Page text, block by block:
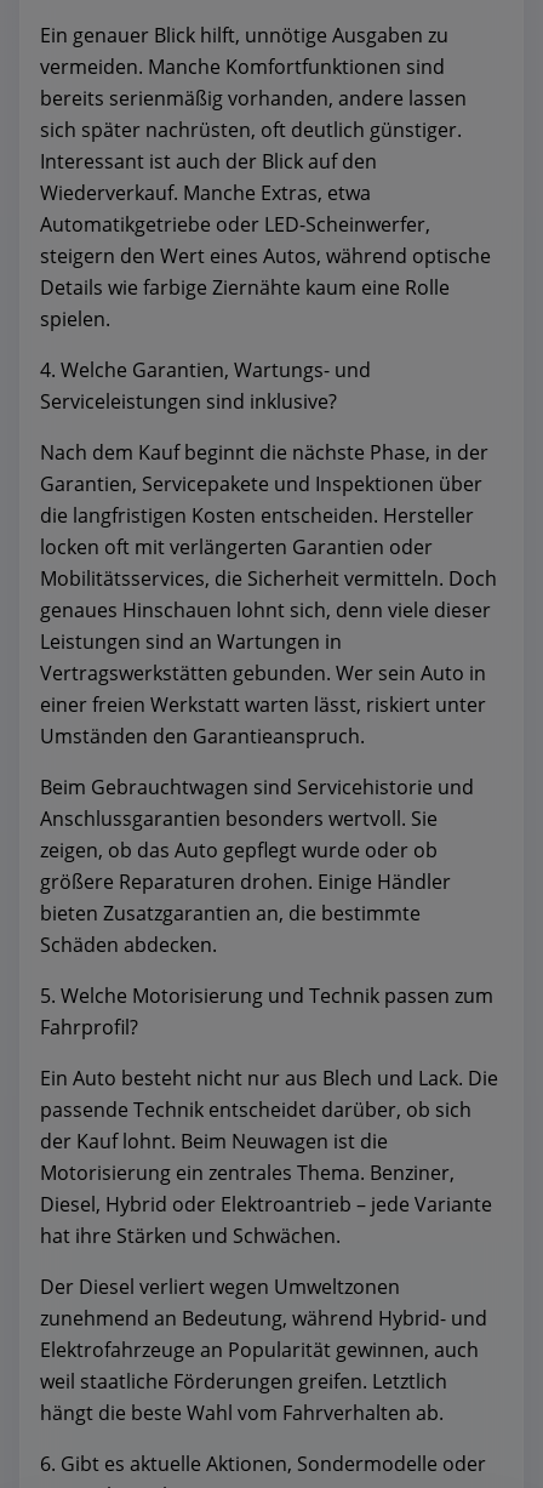
Ein genauer Blick hilft, unnötige Ausgaben zu
vermeiden. Manche Komfortfunktionen sind
bereits serienmäßig vorhanden, andere lassen
sich später nachrüsten, oft deutlich günstiger.
Interessant ist auch der Blick auf den
Wiederverkauf. Manche Extras, etwa
Automatikgetriebe oder LED-Scheinwerfer,
steigern den Wert eines Autos, während optische
Details wie farbige Ziernähte kaum eine Rolle
spielen.
4. Welche Garantien, Wartungs- und
Serviceleistungen sind inklusive?
Nach dem Kauf beginnt die nächste Phase, in der
Garantien, Servicepakete und Inspektionen über
die langfristigen Kosten entscheiden. Hersteller
locken oft mit verlängerten Garantien oder
Mobilitätsservices, die Sicherheit vermitteln. Doch
genaues Hinschauen lohnt sich, denn viele dieser
Leistungen sind an Wartungen in
Vertragswerkstätten gebunden. Wer sein Auto in
einer freien Werkstatt warten lässt, riskiert unter
Umständen den Garantieanspruch.
Beim Gebrauchtwagen sind Servicehistorie und
Anschlussgarantien besonders wertvoll. Sie
zeigen, ob das Auto gepflegt wurde oder ob
größere Reparaturen drohen. Einige Händler
bieten Zusatzgarantien an, die bestimmte
Schäden abdecken.
5. Welche Motorisierung und Technik passen zum
Fahrprofil?
Ein Auto besteht nicht nur aus Blech und Lack. Die
passende Technik entscheidet darüber, ob sich
der Kauf lohnt. Beim Neuwagen ist die
Motorisierung ein zentrales Thema. Benziner,
Diesel, Hybrid oder Elektroantrieb – jede Variante
hat ihre Stärken und Schwächen.
Der Diesel verliert wegen Umweltzonen
zunehmend an Bedeutung, während Hybrid- und
Elektrofahrzeuge an Popularität gewinnen, auch
weil staatliche Förderungen greifen. Letztlich
hängt die beste Wahl vom Fahrverhalten ab.
6. Gibt es aktuelle Aktionen, Sondermodelle oder